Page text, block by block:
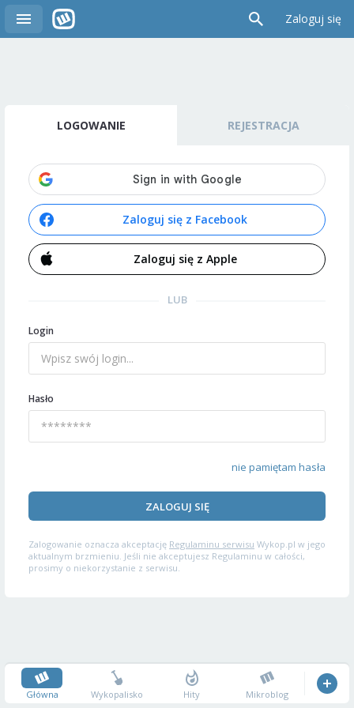
Zaloguj się
LOGOWANIE REJESTRACJA
Zaloguj się z Facebook
Zaloguj się z Apple
LUB
Login
Hasło
nie pamiętam hasła
ZALOGUJ SIĘ
Zalogowanie oznacza akceptację Regulaminu serwisu Wykop.pl w jego
aktualnym brzmieniu. Jeśli nie akceptujesz Regulaminu w całości,
prosimy o niekorzystanie z serwisu.
Główna Wykopalisko Hity Mikroblog